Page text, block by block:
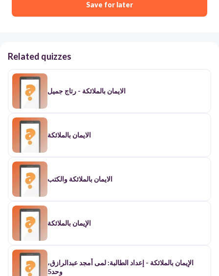
Save for later
Related quizzes
الايمان بالملائكة - رتاج جميل
الايمان بالملائكة
الايمان بالملائكة والكتب
الإيمان بالملائكة
الإيمان بالملائكة - إعداد الطالبة: لمى أمجد عبدالرازق،
وحد5